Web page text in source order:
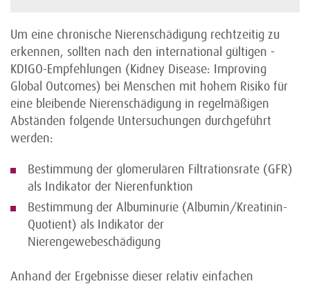
Um eine chronische Nierenschädigung rechtzeitig zu
erkennen, sollten nach den international gültigen ­
KDIGO-Empfehlungen (Kidney Disease: Improving
Global Outcomes) bei Menschen mit hohem Risiko für
eine bleibende Nierenschädigung in regelmäßigen
Abständen folgende Untersuchungen durchgeführt
werden:
Bestimmung der glomerulären Filtrationsrate (GFR)
als Indikator der Nierenfunktion
Bestimmung der Albuminurie (Albumin/Kreatinin-
Quotient) als Indikator der
Nierengewebeschädigung
Anhand der Ergebnisse dieser relativ einfachen